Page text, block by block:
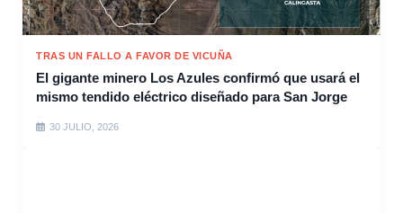
TRAS UN FALLO A FAVOR DE VICUÑA
El gigante minero Los Azules confirmó que usará el
mismo tendido eléctrico diseñado para San Jorge
30 JULIO, 2026